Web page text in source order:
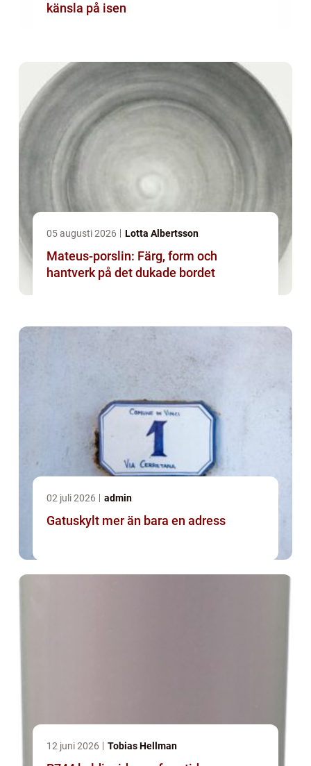
känsla på isen
05 augusti 2026 Lotta Albertsson
Mateus-porslin: Färg, form och
hantverk på det dukade bordet
02 juli 2026 admin
Gatuskylt mer än bara en adress
12 juni 2026 Tobias Hellman